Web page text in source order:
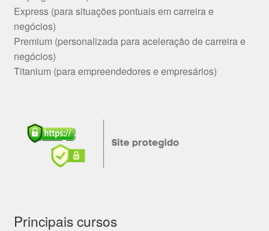
Express (para situações pontuais em carreira e
negócios)
Premium (personalizada para aceleração de carreira e
negócios)
Titanium (para empreendedores e empresários)
Principais cursos